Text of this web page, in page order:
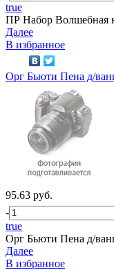
true
ПР Набор Волшебная
Далее
В избранное
Орг Бьюти Пена д/
95.63 руб.
-
true
Орг Бьюти Пена д/
Далее
В избранное